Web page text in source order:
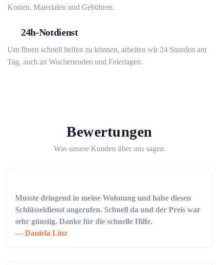
Kosten, Materialen und Gebühren.
24h-Notdienst
Um Ihnen schnell helfen zu können, arbeiten wir 24 Stunden am
Tag, auch an Wochenenden und Feiertagen.
Bewertungen
Was unsere Kunden über uns sagen.
Musste dringend in meine Wohnung und habe diesen
Schlüsseldienst angerufen. Schnell da und der Preis war
sehr günstig. Danke für die schnelle Hilfe.
Daniela Linz